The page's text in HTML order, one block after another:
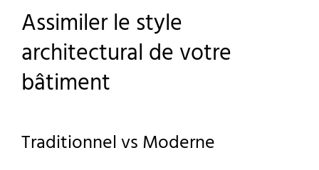
Assimiler le style
architectural de votre
bâtiment
Traditionnel vs Moderne